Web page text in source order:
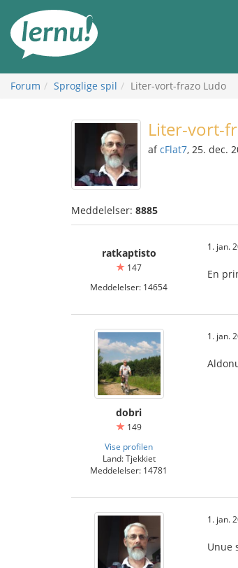
indholdet
Forum Sproglige spil Liter-vort-frazo Ludo
Liter-vort-
afcFlat7, 25. dec.
Meddelelser: 8885
ratkaptisto
147
Meddelelser: 14654
1. jan.
En
dobri
149
Vise profilen
Land: Tjekkiet
Meddelelser: 14781
1. jan.
1. jan.
Unue